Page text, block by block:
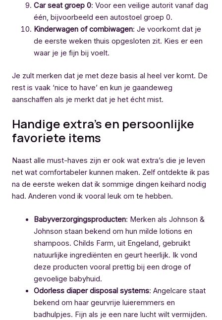
Car seat groep 0: Voor een veilige autorit vanaf dag
één, bijvoorbeeld een autostoel groep 0.
Kinderwagen of combiwagen: Je voorkomt dat je
de eerste weken thuis opgesloten zit. Kies er een
waar je je fijn bij voelt.
Je zult merken dat je met deze basis al heel ver komt. De
rest is vaak ‘nice to have’ en kun je gaandeweg
aanschaffen als je merkt dat je het écht mist.
Handige extra’s en persoonlijke
favoriete items
Naast alle must-haves zijn er ook wat extra’s die je leven
net wat comfortabeler kunnen maken. Zelf ontdekte ik pas
na de eerste weken dat ik sommige dingen keihard nodig
had. Anderen vond ik vooral leuk om te hebben.
Babyverzorgingsproducten: Merken als Johnson &
Johnson staan bekend om hun milde lotions en
shampoos. Childs Farm, uit Engeland, gebruikt
natuurlijke ingrediënten en geurt heerlijk. Ik vond
deze producten vooral prettig bij een droge of
gevoelige babyhuid.
Odorless diaper disposal systems: Angelcare staat
bekend om haar geurvrije luieremmers en
badhulpjes. Fijn als je een nare lucht wilt vermijden.